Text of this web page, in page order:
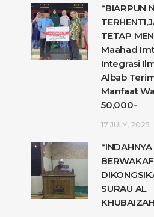
“BIARPUN
TETAP
Maahad
Integrasi
Albab
Manfaat
50,000-
17 JULY, 2025
“INDAHNYA
SURAU AL
KHUBAIZAH